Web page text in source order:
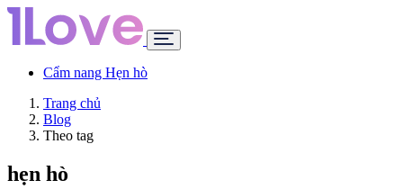
Cẩm nang Hẹn hò
Trang chủ
Blog
Theo tag
hẹn hò